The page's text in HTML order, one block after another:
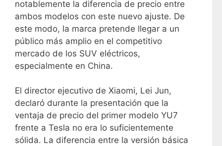
notablemente la diferencia de precio entre
ambos modelos con este nuevo ajuste. De
este modo, la marca pretende llegar a un
público más amplio en el competitivo
mercado de los SUV eléctricos,
especialmente en China.
El director ejecutivo de Xiaomi, Lei Jun,
declaró durante la presentación que la
ventaja de precio del primer modelo YU7
frente a Tesla no era lo suficientemente
sólida. La diferencia entre la versión básica